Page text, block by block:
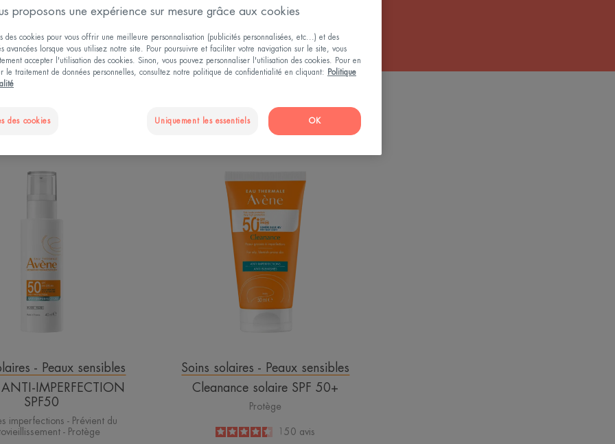
Avène"
ANTI-
- Peaux sensibles
ANTI-IMPERFECTION
SPF50
imperfections - Prévient du
- Protège
solaire
SPF
50+
Soins solaires - Peaux sensibles
Cleanance solaire SPF 50+
Protège
4.4
5150 avis
proposons une expérience sur mesure grâce aux cookies
des cookies pour vous offrir une meilleure personnalisation (publicités personnalisées, etc...) et des
avancées lorsque vous utilisez notre site. Pour poursuivre et faciliter votre navigation sur le site, vous
accepter l'utilisation des cookies. Sinon, vous pouvez personnaliser l'utilisation des cookies. Pour en
le traitement de données personnelles, consultez notre politique de confidentialité en cliquant:
Politique
des cookies Uniquement les essentiels OK